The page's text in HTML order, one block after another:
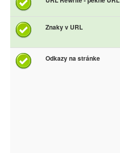
Znaky v URL
Odkazy na stránke